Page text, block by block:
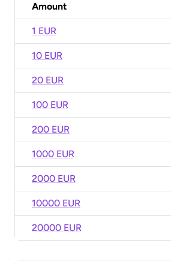
Amount
1 EUR
10 EUR
20 EUR
100 EUR
200 EUR
1000 EUR
2000 EUR
10000 EUR
20000 EUR